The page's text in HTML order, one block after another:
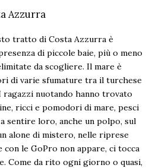
Azzurra
tratto di Costa Azzurra è
di piccole baie, più o meno
da scogliere. Il mare è
di varie sfumature tra il turchese
ragazzi nuotando hanno trovato
ricci e pomodori di mare, pesci
sentire loro, anche un polpo, sul
alone di mistero, nelle riprese
con le GoPro non appare, ci tocca
Come da rito ogni giorno o quasi,